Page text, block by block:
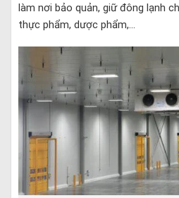
làm nơi bảo quản, giữ đông lạnh
thực phẩm, dược phẩm,…